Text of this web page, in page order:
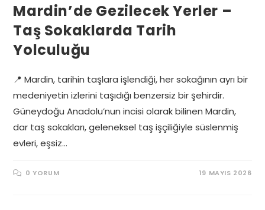
Mardin’de Gezilecek Yerler –
Taş Sokaklarda Tarih
Yolculuğu
📍 Mardin, tarihin taşlara işlendiği, her sokağının ayrı bir
medeniyetin izlerini taşıdığı benzersiz bir şehirdir.
Güneydoğu Anadolu’nun incisi olarak bilinen Mardin,
dar taş sokakları, geleneksel taş işçiliğiyle süslenmiş
evleri, eşsiz…
0 YORUM 19 MAYIS 2026